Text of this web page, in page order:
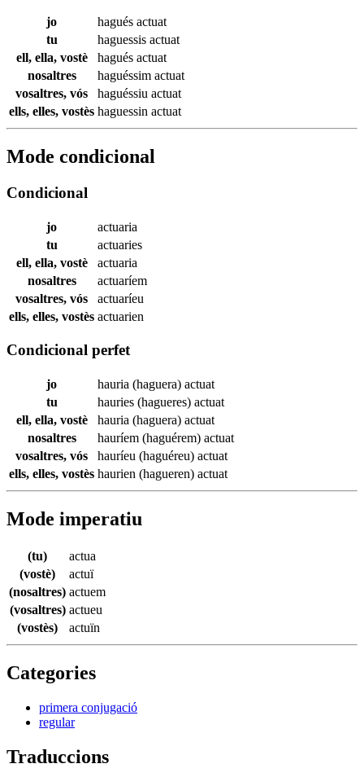
jo hagués actuat
tu
haguessis actuat
ell, ella, vostè
hagués actuat
nosaltres
haguéssim actuat
vosaltres, vós
haguéssiu actuat
ells, elles, vostès haguessin actuat
Mode condicional
Condicional
jo
actuaria
tu
actuaries
ell, ella, vostè
actuaria
nosaltres
actuaríem
vosaltres, vós
actuaríeu
ells, elles, vostès actuarien
Condicional perfet
jo hauria (haguera) actuat
tu
hauries (hagueres) actuat
ell, ella, vostè
hauria (haguera) actuat
nosaltres
hauríem (haguérem) actuat
vosaltres, vós
hauríeu (haguéreu) actuat
ells, elles, vostès haurien (hagueren) actuat
Mode imperatiu
(tu)
actua
(vostè)
actuï
(nosaltres) actuem
(vosaltres) actueu
(vostès)
actuïn
Categories
primera conjugació
regular
Traduccions